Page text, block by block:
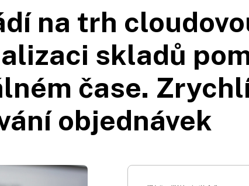
na trh
skladů
čase.
objednávek